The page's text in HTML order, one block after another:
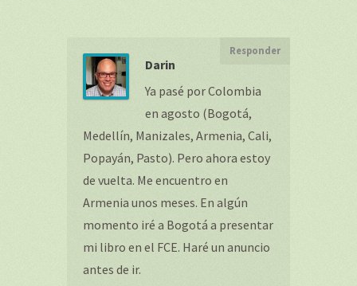
Darin
Responder
Ya pasé por Colombia
en agosto (Bogotá,
Medellín, Manizales, Armenia, Cali,
Popayán, Pasto). Pero ahora estoy
de vuelta. Me encuentro en
Armenia unos meses. En algún
momento iré a Bogotá a presentar
mi libro en el FCE. Haré un anuncio
antes de ir.